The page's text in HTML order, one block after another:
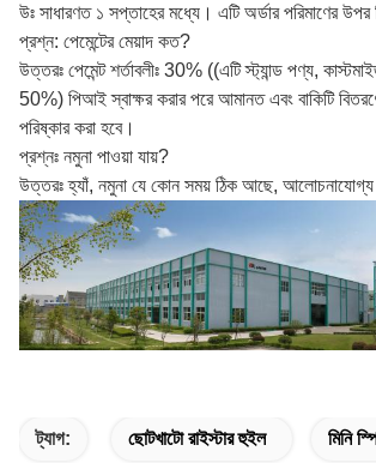
উঃ সাধারণত ১ সপ্তাহের মধ্যে। এটি অর্ডার পরিমাণের উপর
প্রশ্ন: পেমেন্টের মেয়াদ কত?
উত্তরঃ পেমেন্ট শর্তাবলীঃ 30% ((এটি স্ট্যান্ড পণ্য,
50%) পিআই স্বাক্ষর করার পরে আমানত এবং বাকিটি
পরিষ্কার করা হবে।
প্রশ্নঃ নমুনা পাওয়া যায়?
উত্তরঃ হ্যাঁ, নমুনা যে কোন সময় ঠিক আছে,
ট্যাগ: ছোটখাটো রাইস্টার হুইল মিনি